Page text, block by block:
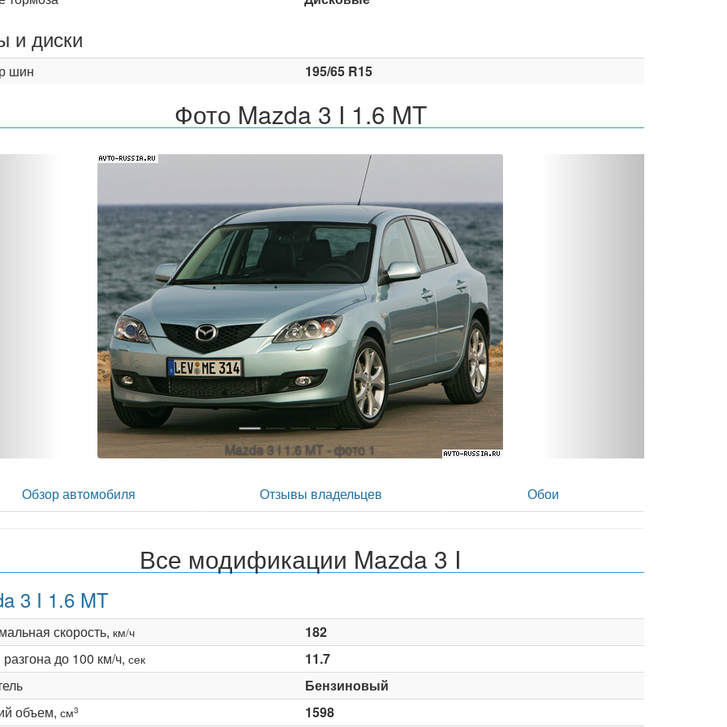
и диски
шин 195/65 R15
Фото Mazda 3 I 1.6 MT
Mazda 3 I 1.6 MT - фото 2
Обзор автомобиля Отзывы владельцев Обои
Все модификации Mazda 3 I
3 I 1.6 MT
скорость, км/ч
182
до 100 км/ч, сек
11.7
Бензиновый
объем, см3 1598